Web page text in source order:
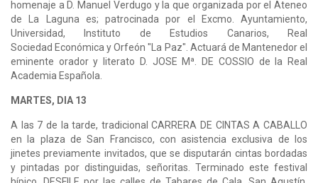
homenaje a D. Manuel Verdugo y la que organizada por el Ateneo
de La Laguna es; patrocinada por el Excmo. Ayuntamiento,
Universidad, Instituto de Estudios Canarios, Real
Sociedad Económica y Orfeón "La Paz". Actuará de Mantenedor el
eminente orador y literato D. JOSE Mª. DE COSSIO de la Real
Academia Española.
MARTES, DIA 13
A las 7 de la tarde, tradicional CARRERA DE CINTAS A CABALLO
en la plaza de San Francisco, con asistencia exclusiva de los
jinetes previamente invitados, que se disputarán cintas bordadas
y pintadas por distinguidas, señoritas. Terminado este festival